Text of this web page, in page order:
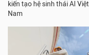
kiến tạo hệ sinh thái AI Việt
Nam